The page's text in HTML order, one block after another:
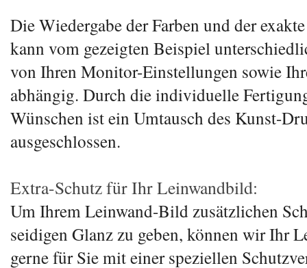
Die Wiedergabe der Farben und der
kann vom gezeigten Beispiel
von Ihren Monitor-Einstellungen sowie
abhängig. Durch die individuelle
Wünschen ist ein Umtausch des Kunst-
ausgeschlossen.
Extra-Schutz für Ihr Leinwandbild:
Um Ihrem Leinwand-Bild zusätzlichen
seidigen Glanz zu geben, können wir Ihr
gerne für Sie mit einer speziellen